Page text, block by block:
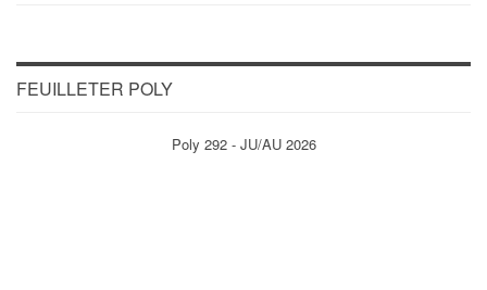
FEUILLETER POLY
Poly 292 - JU/AU 2026